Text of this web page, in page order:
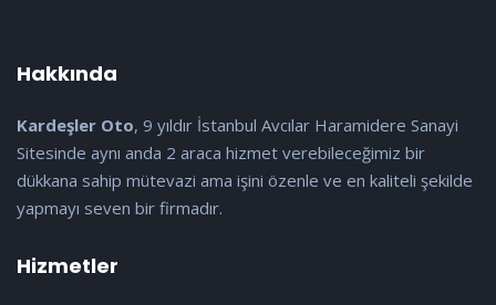
Hakkında
Kardeşler Oto, 9 yıldır İstanbul Avcılar Haramidere Sanayi
Sitesinde aynı anda 2 araca hizmet verebileceğimiz bir
dükkana sahip mütevazi ama işini özenle ve en kaliteli şekilde
yapmayı seven bir firmadır.
Hizmetler